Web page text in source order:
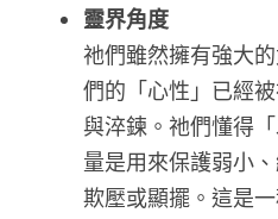
靈界角度
祂們雖然擁有強大
們的「心性」已經
與淬鍊。祂們懂得
量是用來保護弱小
欺壓或顯擺。這是